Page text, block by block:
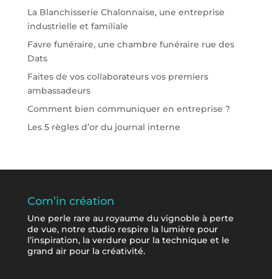
La Blanchisserie Chalonnaise, une entreprise
industrielle et familiale
Favre funéraire, une chambre funéraire rue des
Dats
Faites de vos collaborateurs vos premiers
ambassadeurs
Comment bien communiquer en entreprise ?
Les 5 règles d’or du journal interne
Com’in création
Une perle rare au royaume du vignoble à perte
de vue, notre studio respire la lumière pour
l’inspiration, la verdure pour la technique et le
grand air pour la créativité.